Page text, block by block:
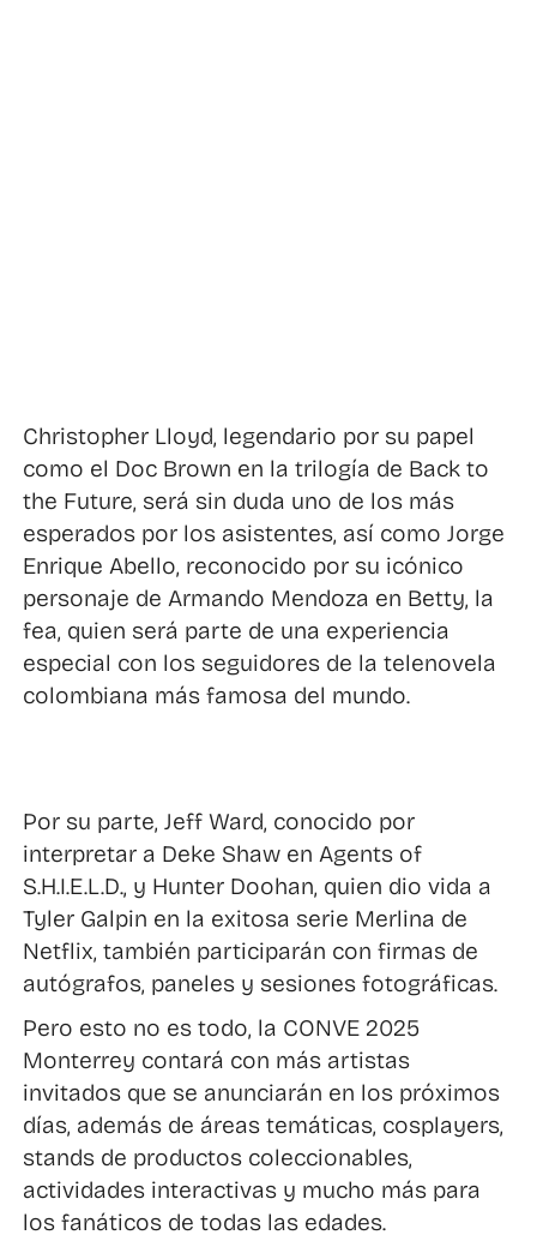
Christopher Lloyd, legendario por su papel
como el Doc Brown en la trilogía de Back to
the Future, será sin duda uno de los más
esperados por los asistentes, así como Jorge
Enrique Abello, reconocido por su icónico
personaje de Armando Mendoza en Betty, la
fea, quien será parte de una experiencia
especial con los seguidores de la telenovela
colombiana más famosa del mundo.
Por su parte, Jeff Ward, conocido por
interpretar a Deke Shaw en Agents of
S.H.I.E.L.D., y Hunter Doohan, quien dio vida a
Tyler Galpin en la exitosa serie Merlina de
Netflix, también participarán con firmas de
autógrafos, paneles y sesiones fotográficas.
Pero esto no es todo, la CONVE 2025
Monterrey contará con más artistas
invitados que se anunciarán en los próximos
días, además de áreas temáticas, cosplayers,
stands de productos coleccionables,
actividades interactivas y mucho más para
los fanáticos de todas las edades.